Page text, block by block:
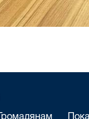
Громадянам